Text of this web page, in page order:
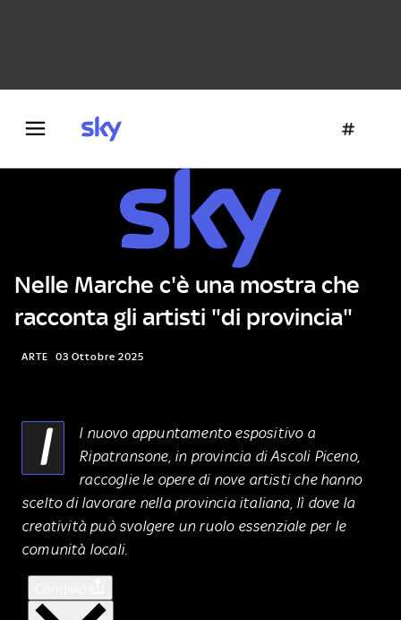
Nelle Marche c'è una mostra che
racconta gli artisti "di provincia"
ARTE 03 Ottobre 2025
I
l nuovo appuntamento espositivo a
Ripatransone, in provincia di Ascoli Piceno,
raccoglie le opere di nove artisti che hanno
scelto di lavorare nella provincia italiana, lì dove la
creatività può svolgere un ruolo essenziale per le
comunità locali.